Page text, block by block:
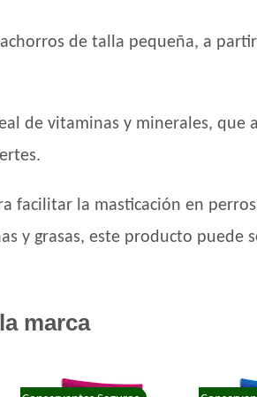
Nutrique Mother & Baby Dog
Old Prince Equilibrium Perro Cachorro
Old Prince Proteínas Noveles Perro
Pampa Perro Cachorro
Profesional Vet Premium Perro Cachorro
Royal Canin Club Performance Junior
de talla pequeña, a
de vitaminas y minerales, que
facilitar la masticación en
y grasas, este producto puede
marca